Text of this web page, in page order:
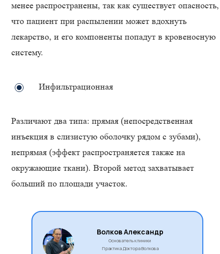
менее распространены, так как существует опасность,
что пациент при распылении может вдохнуть
лекарство, и его компоненты попадут в кровеносную
систему.
Инфильтрационная
Различают два типа: прямая (непосредственная
инъекция в слизистую оболочку рядом с зубами),
непрямая (эффект распространяется также на
окружающие ткани). Второй метод захватывает
больший по площади участок.
Волков Александр
Основатель клиники
Практика Доктора Волкова